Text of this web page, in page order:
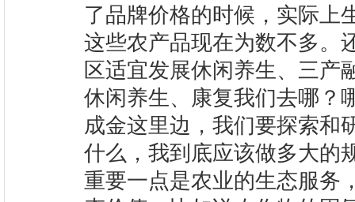
了品牌价格的时候，实际上
这些农产品现在为数不多。
区适宜发展休闲养生、三产
休闲养生、康复我们去哪？
成金这里边，我们要探索和
什么，我到底应该做多大的
重要一点是农业的生态服务